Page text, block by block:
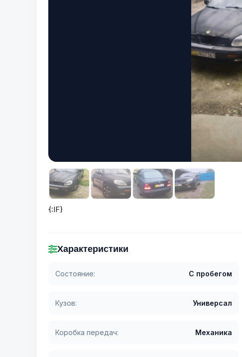
{:IF}
Характеристики
Состояние: С пробегом
Кузов: Универсал
Коробка передач: Механика